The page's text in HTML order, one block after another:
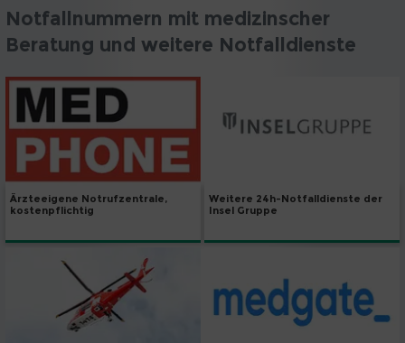
Notfallnummern mit medizinscher
Beratung und weitere Notfalldienste
Ärzteeigene Notrufzentrale,
kostenpflichtig
Weitere 24h-Notfalldienste der
Insel Gruppe